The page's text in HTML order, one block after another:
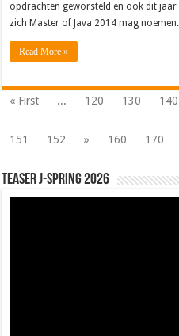
opdrachten geworsteld en ook dit
zich Master of Java 2014 mag noemen.
Read More »
« First ... 120 130 140
151
152 » 160 170
Teaser J-Spring 2026